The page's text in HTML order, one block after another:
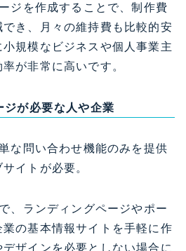
ジを作成することで、制作費
き、月々の維持費も比較的安
規模なビジネスや個人事業主
が非常に高いです。
ジが必要な人や企業
な問い合わせ機能のみを提供
イトが必要。
、ランディングページやポー
業の基本情報サイトを手軽に作
ザインを必要としない場合に